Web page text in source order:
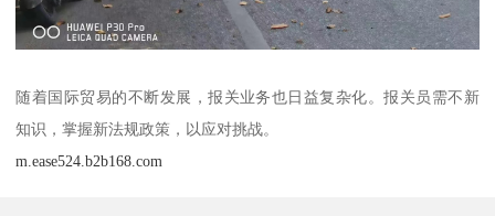
随着国际贸易的不断发展，报关业务也日益复杂化。报关员需不新
知识，掌握新法规政策，以应对挑战。
m.ease524.b2b168.com